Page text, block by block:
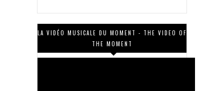
LA VIDÉO MUSICALE DU MOMENT - THE VIDEO OF
THE MOMENT